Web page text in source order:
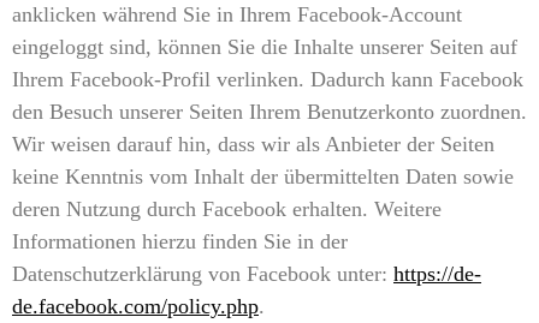
anklicken während Sie in Ihrem Facebook-Account
eingeloggt sind, können Sie die Inhalte unserer Seiten auf
Ihrem Facebook-Profil verlinken. Dadurch kann Facebook
den Besuch unserer Seiten Ihrem Benutzerkonto zuordnen.
Wir weisen darauf hin, dass wir als Anbieter der Seiten
keine Kenntnis vom Inhalt der übermittelten Daten sowie
deren Nutzung durch Facebook erhalten. Weitere
Informationen hierzu finden Sie in der
Datenschutzerklärung von Facebook unter: https://de-
de.facebook.com/policy.php.